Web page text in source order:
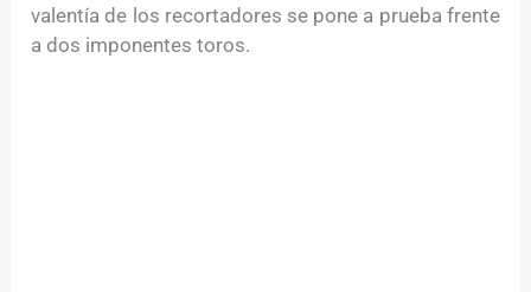
valentía de los recortadores se pone a prueba frente
a dos imponentes toros.